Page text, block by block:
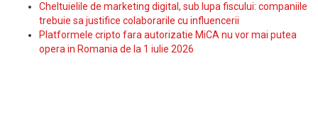
Cheltuielile de marketing digital, sub lupa fiscului: companiile
trebuie sa justifice colaborarile cu influencerii
Platformele cripto fara autorizatie MiCA nu vor mai putea
opera in Romania de la 1 iulie 2026